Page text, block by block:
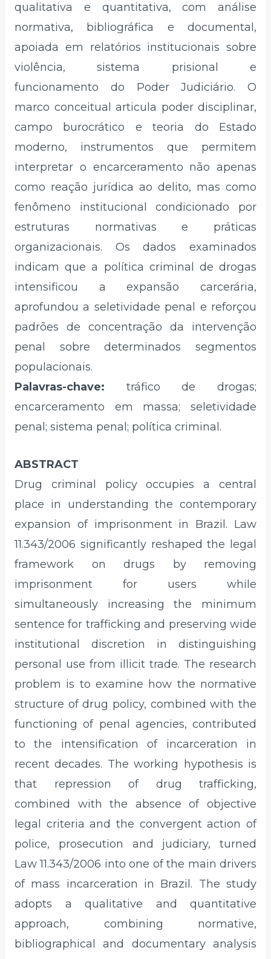
qualitativa e quantitativa, com análise
normativa, bibliográfica e documental,
apoiada em relatórios institucionais sobre
violência, sistema prisional e
funcionamento do Poder Judiciário. O
marco conceitual articula poder disciplinar,
campo burocrático e teoria do Estado
moderno, instrumentos que permitem
interpretar o encarceramento não apenas
como reação jurídica ao delito, mas como
fenômeno institucional condicionado por
estruturas normativas e práticas
organizacionais. Os dados examinados
indicam que a política criminal de drogas
intensificou a expansão carcerária,
aprofundou a seletividade penal e reforçou
padrões de concentração da intervenção
penal sobre determinados segmentos
populacionais.
Palavras-chave: tráfico de drogas;
encarceramento em massa; seletividade
penal; sistema penal; política criminal.
ABSTRACT
Drug criminal policy occupies a central
place in understanding the contemporary
expansion of imprisonment in Brazil. Law
11.343/2006 significantly reshaped the legal
framework on drugs by removing
imprisonment for users while
simultaneously increasing the minimum
sentence for trafficking and preserving wide
institutional discretion in distinguishing
personal use from illicit trade. The research
problem is to examine how the normative
structure of drug policy, combined with the
functioning of penal agencies, contributed
to the intensification of incarceration in
recent decades. The working hypothesis is
that repression of drug trafficking,
combined with the absence of objective
legal criteria and the convergent action of
police, prosecution and judiciary, turned
Law 11.343/2006 into one of the main drivers
of mass incarceration in Brazil. The study
adopts a qualitative and quantitative
approach, combining normative,
bibliographical and documentary analysis